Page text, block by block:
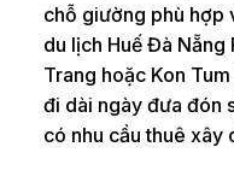
chỗ giường phù hợp
du lịch Huế Đà Nẵng
Trang hoặc Kon
đi dài ngày đưa đón
có nhu cầu thuê xây